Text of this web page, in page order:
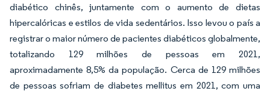
diabético chinês, juntamente com o aumento de dietas
hipercalóricas e estilos de vida sedentários. Isso levou o país a
registrar o maior número de pacientes diabéticos globalmente,
totalizando 129 milhões de pessoas em 2021,
aproximadamente 8,5% da população. Cerca de 129 milhões
de pessoas sofriam de diabetes mellitus em 2021, com uma